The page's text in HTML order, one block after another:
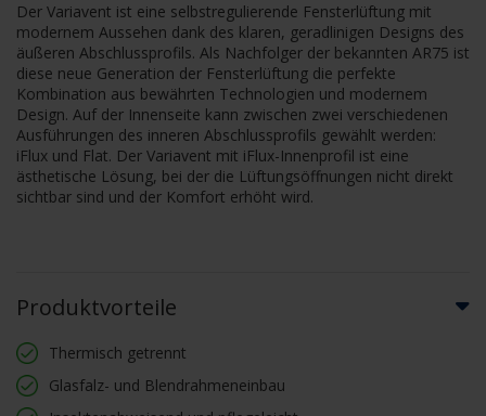
Der Variavent ist eine selbstregulierende Fensterlüftung mit
modernem Aussehen dank des klaren, geradlinigen Designs des
äußeren Abschlussprofils. Als Nachfolger der bekannten AR75 ist
diese neue Generation der Fensterlüftung die perfekte
Kombination aus bewährten Technologien und modernem
Design. Auf der Innenseite kann zwischen zwei verschiedenen
Ausführungen des inneren Abschlussprofils gewählt werden:
iFlux und Flat. Der Variavent mit iFlux-Innenprofil ist eine
ästhetische Lösung, bei der die Lüftungsöffnungen nicht direkt
sichtbar sind und der Komfort erhöht wird.
Produktvorteile
Thermisch getrennt
Glasfalz- und Blendrahmeneinbau